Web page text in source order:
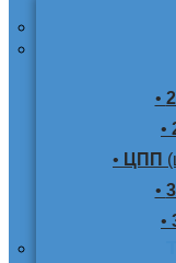
•
•
• ЦПП
•
•